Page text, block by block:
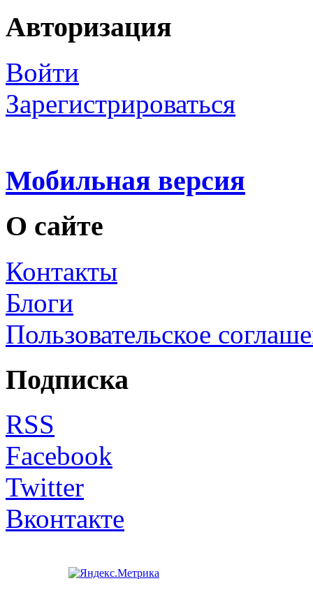
Авторизация
Войти
Зарегистрироваться
Мобильная версия
О сайте
Контакты
Блоги
Пользовательское
Подписка
RSS
Facebook
Twitter
Вконтакте